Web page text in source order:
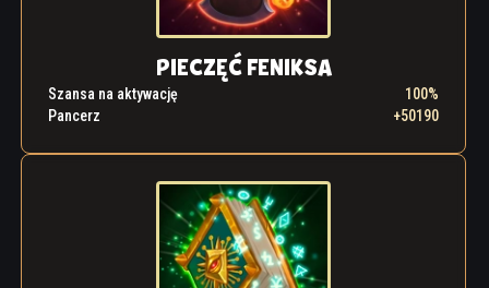
PIECZĘĆ FENIKSA
Szansa na aktywację
100%
Pancerz
+50190